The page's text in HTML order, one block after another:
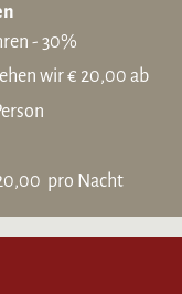
- 30%
wir € 20,00 ab
pro Nacht